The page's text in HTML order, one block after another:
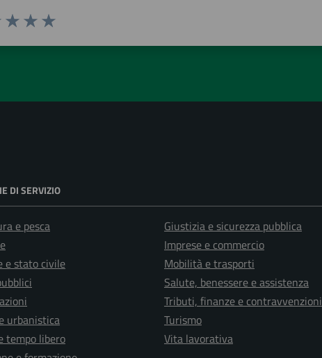
DI SERVIZIO
e pesca
e stato civile
urbanistica
tempo libero
Giustizia e sicurezza pubblica
Imprese e commercio
Mobilità e trasporti
Salute, benessere e assistenza
Tributi, finanze e contravvenzioni
Turismo
Vita lavorativa